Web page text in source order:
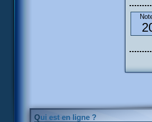
Qui est en ligne ?